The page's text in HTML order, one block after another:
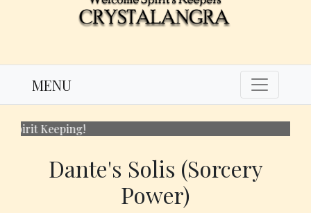
MENU
Dante's Solis (Sorcery
Power)